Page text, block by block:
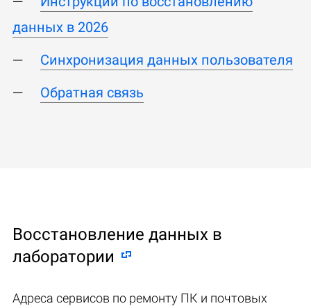
данных в 2026
Синхронизация данных пользователя
Обратная связь
Восстановление данных в
лаборатории
Адреса сервисов по ремонту ПК и почтовых